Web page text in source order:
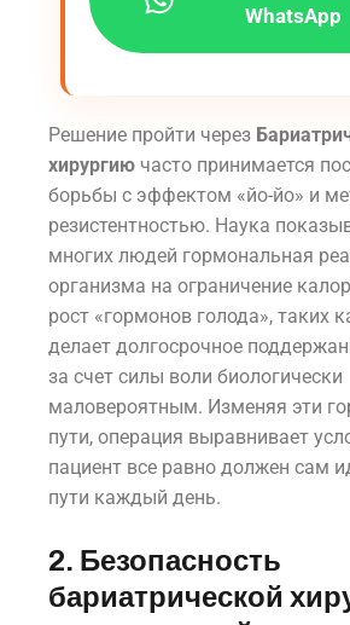
WhatsApp
Решение пройти через
хирургию часто принимается
борьбы с эффектом «йо-йо» и
резистентностью. Наука
многих людей гормональная
организма на ограничение
рост «гормонов голода», таких
делает долгосрочное
за счет силы воли биологически
маловероятным. Изменяя эти
пути, операция выравнивает
пациент все равно должен сам
пути каждый день.
2. Безопасность
бариатрической